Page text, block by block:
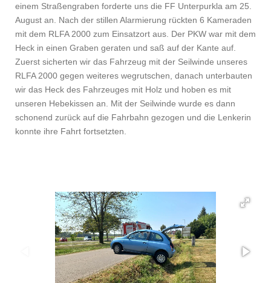
einem Straßengraben forderte uns die FF Unterpurkla am 25.
August an. Nach der stillen Alarmierung rückten 6 Kameraden
mit dem RLFA 2000 zum Einsatzort aus. Der PKW war mit dem
Heck in einen Graben geraten und saß auf der Kante auf.
Zuerst sicherten wir das Fahrzeug mit der Seilwinde unseres
RLFA 2000 gegen weiteres wegrutschen, danach unterbauten
wir das Heck des Fahrzeuges mit Holz und hoben es mit
unseren Hebekissen an. Mit der Seilwinde wurde es dann
schonend zurück auf die Fahrbahn gezogen und die Lenkerin
konnte ihre Fahrt fortsetzten.